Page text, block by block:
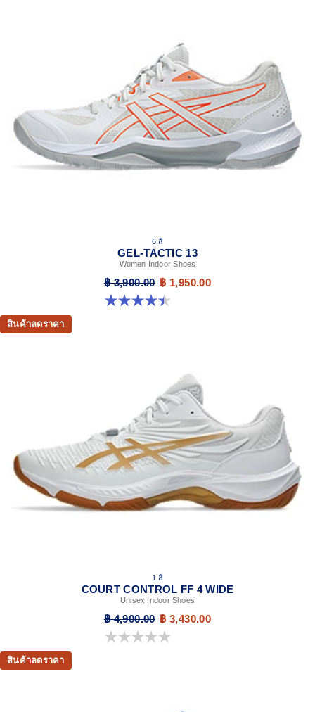
6 สี
GEL-TACTIC 13
Women Indoor Shoes
฿ 3,900.00 ฿ 1,950.00
4.4 จาก 5 ดาว 12 รีวิว
สินค้าลดราคา
1 สี
COURT CONTROL FF 4 WIDE
Unisex Indoor Shoes
฿ 4,900.00 ฿ 3,430.00
0.0 จาก 5 ดาว
สินค้าลดราคา